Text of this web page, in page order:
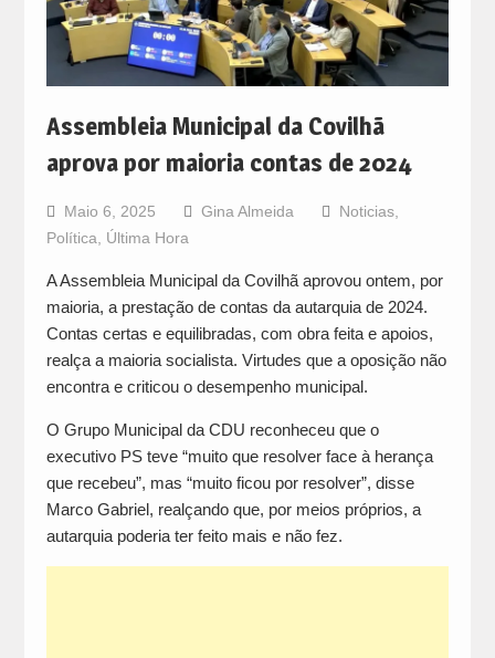
Assembleia Municipal da Covilhã
aprova por maioria contas de 2024
Maio 6, 2025 Gina Almeida Noticias,
Política
Última Hora
A Assembleia Municipal da Covilhã aprovou ontem, por
maioria, a prestação de contas da autarquia de 2024.
Contas certas e equilibradas, com obra feita e apoios,
realça a maioria socialista. Virtudes que a oposição não
encontra e criticou o desempenho municipal.
O Grupo Municipal da CDU reconheceu que o
executivo PS teve “muito que resolver face à herança
que recebeu”, mas “muito ficou por resolver”, disse
Marco Gabriel, realçando que, por meios próprios, a
autarquia poderia ter feito mais e não fez.